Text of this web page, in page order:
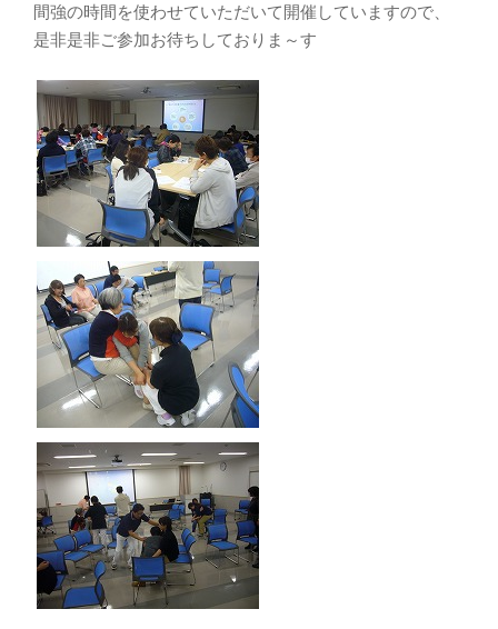
間強の時間を使わせていただいて開催していますので、
是非是非ご参加お待ちしておりま～す